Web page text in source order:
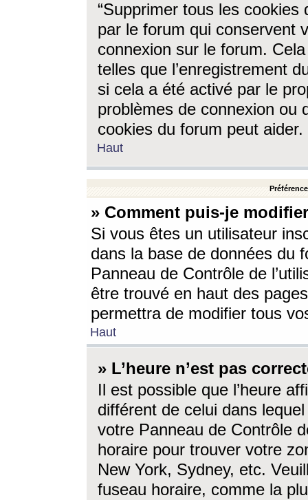
“Supprimer tous les cookies
par le forum qui conservent
connexion sur le forum.
telles que l’enregistrement
si cela a été activé par le
problèmes de connexion ou
cookies du forum peut aider.
Haut
» Comment puis-je
Si vous êtes un utilisateur
dans la base de données du
Panneau de Contrôle de
être trouvé en haut des
permettra de modifier tous
Haut
» L’heure n’est pas
Il est possible que l’heure
différent de celui dans
votre Panneau de Contrôle
horaire pour trouver votre
New York, Sydney, etc.
fuseau horaire, comme la